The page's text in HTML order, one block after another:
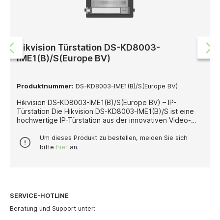
Hikvision Türstation DS-KD8003-
IME1(B)/S(Europe BV)
Produktnummer: DS-KD8003-IME1(B)/S(Europe BV)
Hikvision DS-KD8003-IME1(B)/S(Europe BV) – IP-
Türstation Die Hikvision DS-KD8003-IME1(B)/S ist eine
hochwertige IP-Türstation aus der innovativen Video-
Einsatz in Wohngebäuden, Mehrfamilienhäusern und
gewerblichen Objekten entwickelt und bietet eine
bestehende CCTV-Systeme. Über die mobile App kann
die Türstation bequem gesteuert werden – so lassen
Um dieses Produkt zu bestellen, melden Sie sich
bitte hier an.
SERVICE-HOTLINE
Beratung und Support unter: